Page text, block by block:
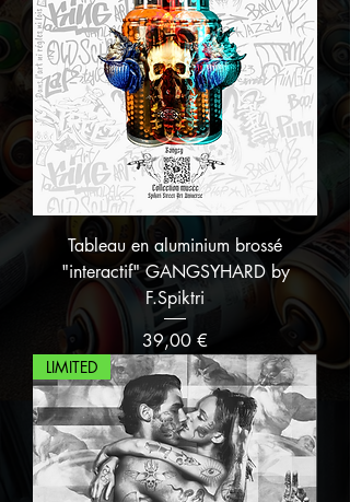
Tableau en aluminium brossé
"interactif" GANGSYHARD by
F.Spiktri
Prix
39,00 €
LIMITED